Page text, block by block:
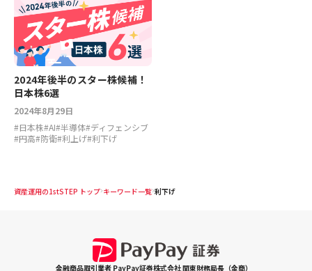
2024年後半のスター株候補！
日本株6選
2024年8月29日
#日本株#AI#半導体#ディフェンシブ
#円高#防衛#利上げ#利下げ
資産運用の1stSTEP トップ キーワード一覧 利下げ
金融商品取引業者 PayPay証券株式会社 関東財務局長（金商）